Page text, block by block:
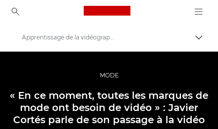
Canon Logo, back to
Vidéo et photographie professionnelles
Histoires
Apprentissage de la vidéographie de mode
MODE
« En ce moment, toutes les marques de
mode ont besoin de vidéo » : Javier
Cortés parle de son passage à la vidéo